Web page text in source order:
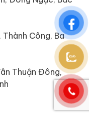
Thành Công, Ba
Thuận Đông,